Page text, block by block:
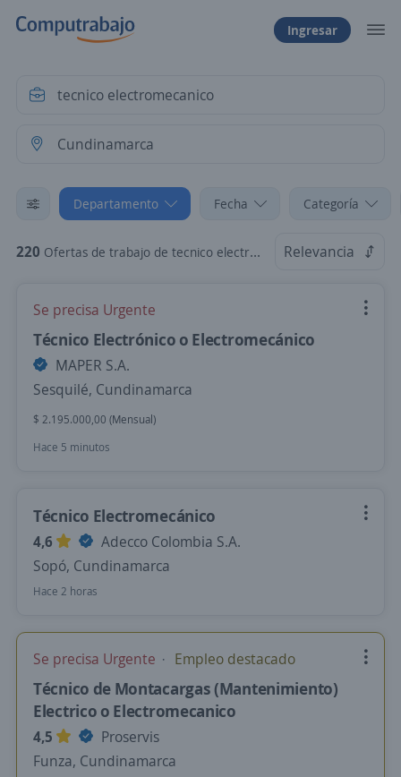
Ingresar
Departamento Fecha Categoría
220 Ofertas de trabajo de tecnico electromecanico en Cundinamarca Relevancia
Se precisa Urgente
Técnico Electrónico o Electromecánico
MAPER S.A.
Sesquilé, Cundinamarca
$ 2.195.000,00 (Mensual)
Hace 5 minutos
Técnico Electromecánico
4,6
Adecco Colombia S.A.
Sopó, Cundinamarca
Hace 2 horas
Se precisa Urgente Empleo destacado
Técnico de Montacargas (Mantenimiento)
Electrico o Electromecanico
4,5
Proservis
Funza, Cundinamarca